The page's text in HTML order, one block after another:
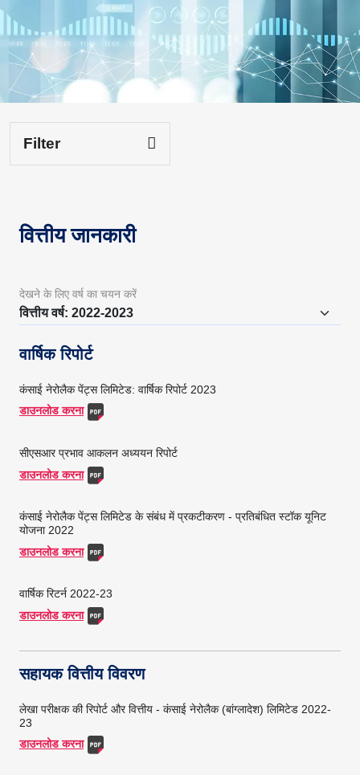
Filter
वित्तीय जानकारी
देखने के लिए वर्ष का चयन करें
वार्षिक रिपोर्ट
कंसाई नेरोलैक पेंट्स लिमिटेड: वार्षिक रिपोर्ट 2023
डाउनलोड करना
सीएसआर प्रभाव आकलन अध्ययन रिपोर्ट
डाउनलोड करना
कंसाई नेरोलैक पेंट्स लिमिटेड के संबंध में प्रकटीकरण - प्रतिबंधित स्टॉक यूनिट
योजना 2022
डाउनलोड करना
वार्षिक रिटर्न 2022-23
डाउनलोड करना
सहायक वित्तीय विवरण
लेखा परीक्षक की रिपोर्ट और वित्तीय - कंसाई नेरोलैक (बांग्लादेश) लिमिटेड 2022-
23
डाउनलोड करना